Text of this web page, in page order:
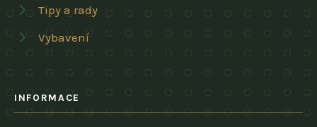
Tipy a rady
Vybavení
INFORMACE